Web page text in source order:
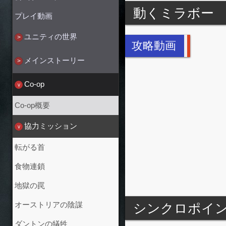
動くミラボー
攻略動画
シンクロポイ
プレイ動画
ユニティの世界
メインストーリー
Co-op
Co-op概要
協力ミッション
転がる首
食物連鎖
地獄の罠
オーストリアの陰謀
ダントンの犠牲